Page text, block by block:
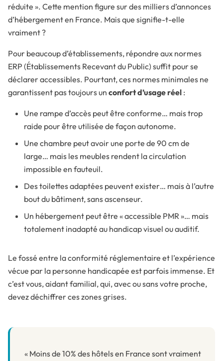
réduite ». Cette mention figure sur des milliers d’annonces
d’hébergement en France. Mais que signifie-t-elle
vraiment ?
Pour beaucoup d’établissements, répondre aux normes
ERP (Établissements Recevant du Public) suffit pour se
déclarer accessibles. Pourtant, ces normes minimales ne
garantissent pas toujours un confort d’usage réel :
Une rampe d’accès peut être conforme… mais trop
raide pour être utilisée de façon autonome.
Une chambre peut avoir une porte de 90 cm de
large… mais les meubles rendent la circulation
impossible en fauteuil.
Des toilettes adaptées peuvent exister… mais à l’autre
bout du bâtiment, sans ascenseur.
Un hébergement peut être « accessible PMR »… mais
totalement inadapté au handicap visuel ou auditif.
Le fossé entre la conformité réglementaire et l’expérience
vécue par la personne handicapée est parfois immense. Et
c’est vous, aidant familial, qui, avec ou sans votre proche,
devez déchiffrer ces zones grises.
« Moins de 10% des hôtels en France sont vraiment